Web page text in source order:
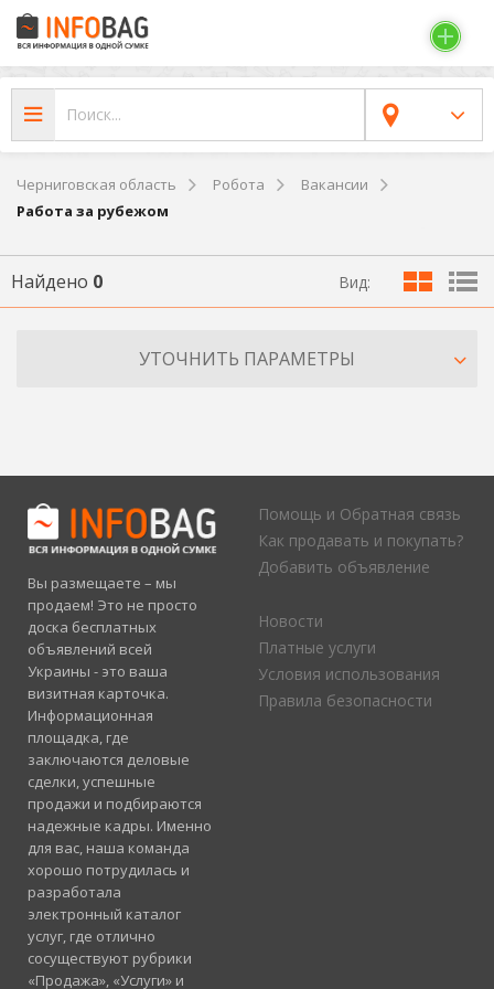
Черниговская область Робота
Вакансии
Работа за рубежом
Найдено 0 Вид:
УТОЧНИТЬ ПАРАМЕТРЫ
Вы размещаете – мы
продаем! Это не просто
доска бесплатных
объявлений всей
Украины - это ваша
визитная карточка.
Информационная
площадка, где
заключаются деловые
сделки, успешные
продажи и подбираются
надежные кадры. Именно
для вас, наша команда
хорошо потрудилась и
разработала
электронный каталог
услуг, где отлично
сосуществуют рубрики
«Продажа», «Услуги» и
Помощь и Обратная связь
Как продавать и покупать?
Добавить объявление
Новости
Платные услуги
Условия использования
Правила безопасности